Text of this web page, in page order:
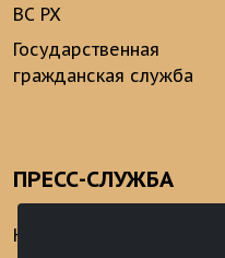
ВС РХ
Государственная
гражданская служба
ПРЕСС-СЛУЖБА
Новости